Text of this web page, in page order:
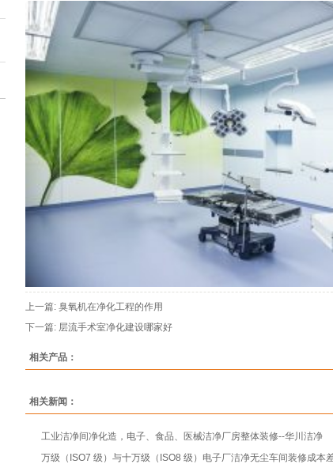
上一篇: 臭氧机在净化工程的作用
下一篇: 层流手术室净化建设哪家好
相关产品：
相关新闻：
工业洁净间净化造，电子、食品、医械洁净厂房整体装修--华川洁净
万级（ISO7 级）与十万级（ISO8 级）电子厂洁净无尘车间装修成本